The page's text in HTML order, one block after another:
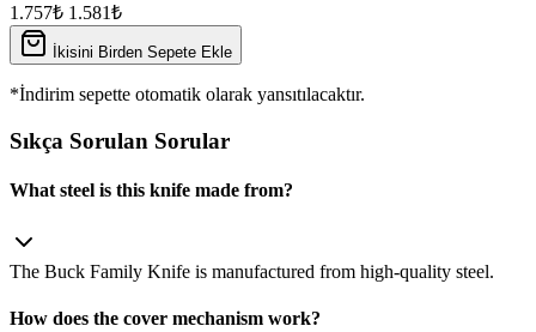
1.757₺ 1.581₺
İkisini Birden Sepete Ekle
*İndirim sepette otomatik olarak yansıtılacaktır.
Sıkça Sorulan Sorular
What steel is this knife made from?
The Buck Family Knife is manufactured from high‑quality steel.
How does the cover mechanism work?